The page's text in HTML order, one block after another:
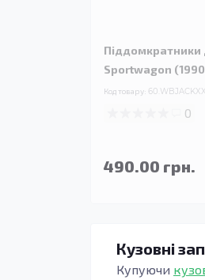
Піддомкратники
Sportwagon
Код товару:
0
490.00 грн.
Кузовні
Купуючи